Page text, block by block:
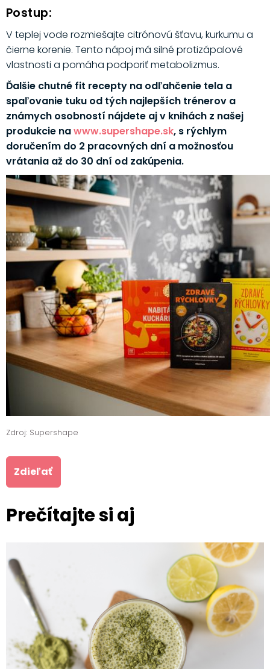
Postup:
V teplej vode rozmiešajte citrónovú šťavu, kurkumu a
čierne korenie. Tento nápoj má silné protizápalové
vlastnosti a pomáha podporiť metabolizmus.
Ďalšie chutné fit recepty na odľahčenie tela a
spaľovanie tuku od tých najlepších trénerov a
známych osobností nájdete aj v knihách z našej
produkcie nawww.supershape.sk, s rýchlym
doručením do 2 pracovných dní a možnosťou
vrátania až do 30 dní od zakúpenia.
Zdroj: Supershape
Zdieľať
Prečítajte si aj